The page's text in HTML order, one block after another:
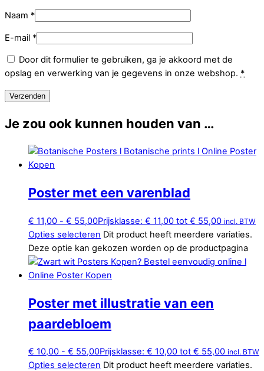
Naam *
E-mail *
Door dit formulier te gebruiken, ga je akkoord met de
opslag en verwerking van je gegevens in onze webshop. *
Je zou ook kunnen houden van …
Poster met een varenblad
€ 11,00 - € 55,00Prijsklasse: € 11,00 tot € 55,00 incl. BTW
Opties selecteren Dit product heeft meerdere variaties.
Deze optie kan gekozen worden op de productpagina
Poster met illustratie van een
paardebloem
€ 10,00 - € 55,00Prijsklasse: € 10,00 tot € 55,00 incl. BTW
Opties selecteren Dit product heeft meerdere variaties.